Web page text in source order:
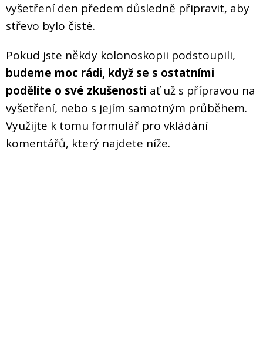
vyšetření den předem důsledně připravit, aby
střevo bylo čisté.
Pokud jste někdy kolonoskopii podstoupili,
budeme moc rádi, když se s ostatními
podělíte o své zkušenosti ať už s přípravou na
vyšetření, nebo s jejím samotným průběhem.
Využijte k tomu formulář pro vkládání
komentářů, který najdete níže.